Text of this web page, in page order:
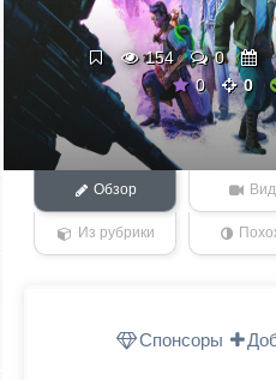
154 0
0
0
Обзор
Из рубрики
Спонсоры